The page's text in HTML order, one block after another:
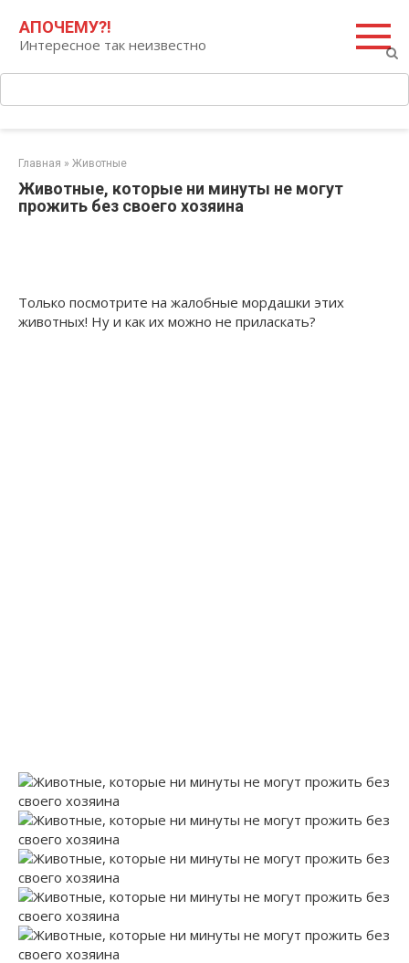
контенту
АПОЧЕМУ?!
Интересное так неизвестно
Главная » Животные
Животные, которые ни минуты не могут
прожить без своего хозяина
Только посмотрите на жалобные мордашки этих
животных! Ну и как их можно не приласкать?